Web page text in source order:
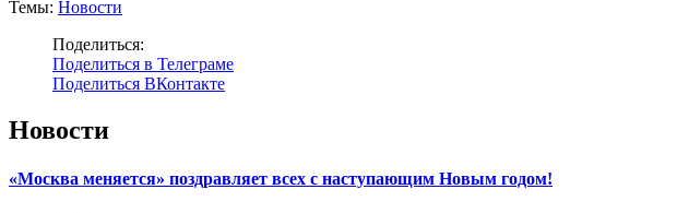
Темы: Новости
Поделиться:
Поделиться в Телеграме
Поделиться ВКонтакте
Новости
«Москва меняется» поздравляет всех с наступающим Новым годом!